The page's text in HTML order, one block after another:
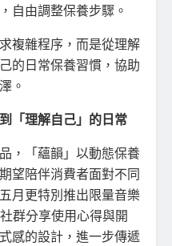
自由調整保養步驟。
複雜程序，而是從理解
的日常保養習慣，協助
。
「理解自己」的日常
，「蘊韻」以動態保養
望陪伴消費者面對不同
月更特別推出限量音樂
群分享使用心得與開
感的設計，進一步傳遞